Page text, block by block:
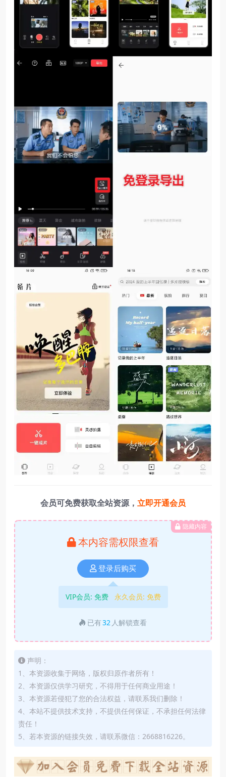
会员可免费获取全站资源， 立即开通会员
隐藏内容
本内容需权限查看
登录后购买
VIP会员: 免费 永久会员: 免费
已有32 人解锁查看
声明：
1、本资源收集于网络，版权归原作者所有！
2、本资源仅供学习研究，不得用于任何商业用途！
3、本资源若侵犯了您的合法权益，请联系我们删除！
4、本站不提供技术支持，不提供任何保证，不承担任何法律
责任！
5、若本资源的链接失效，请联系微信：2668816226。